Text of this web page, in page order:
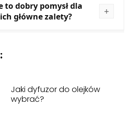
to dobry pomysł dla
główne zalety?
Jaki dyfuzor do olejków
wybrać?